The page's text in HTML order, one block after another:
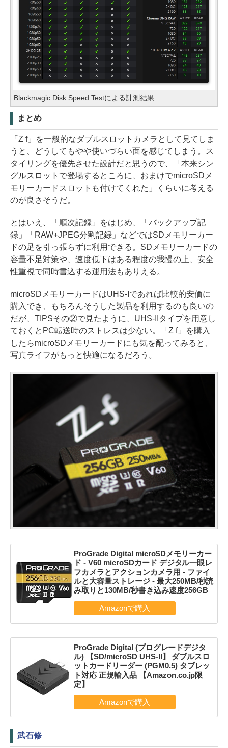
Blackmagic Disk Speed Testによる計測結果
まとめ
「Z f」を一般的なダブルスロットカメラとして見てしま
うと、どうしてもやや使いづらい面を感じてしまう。ス
タイリングを優先させた設計だと思うので、「本来シン
グルスロットで登場するところに、おまけでmicroSDメ
モリーカードスロットも付けてくれた」くらいに考える
のが良さそうだ。
とはいえ、「順次記録」をはじめ、「バックアップ記
録」「RAW+JPEG分割記録」などではSDメモリーカー
ドの足を引っ張らずに利用できる。SDメモリーカードの
容量不足対策や、速度低下はある程度の我慢の上、安全
性重視で同時書込する運用法もありえる。
microSDメモリーカードはUHS-Iであれば比較的安価に
購入でき、もちろんそうした製品を利用するのも良いの
だが、TIPSその②で見たように、UHS-IIタイプを用意し
ておくとPC転送時のストレスは少ない。「Z f」を購入
したらmicroSDメモリーカードにも気を配ってみると、
写真ライフがもっと快適になるだろう。
ProGrade Digital microSDメモリーカー
ド - V60 microSDカード デジタル一眼レ
フカメラとアクションカメラ用 - ファイ
ルと大容量ストレージ - 最大250MB/秒読
み取りと130MB/秒書き込み速度256GB
ProGrade Digital (プログレードデジタ
ル) 【SD/microSD UHS-II】 ダブルスロ
ットカードリーダー (PGM0.5) タブレッ
ト対応 正規輸入品 【Amazon.co.jp限
定】
武石修